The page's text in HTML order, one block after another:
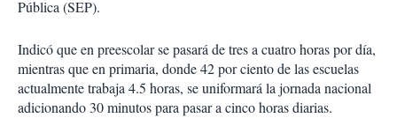
Pública (SEP).
Indicó que en preescolar se pasará de tres a cuatro horas por día,
mientras que en primaria, donde 42 por ciento de las escuelas
actualmente trabaja 4.5 horas, se uniformará la jornada nacional
adicionando 30 minutos para pasar a cinco horas diarias.